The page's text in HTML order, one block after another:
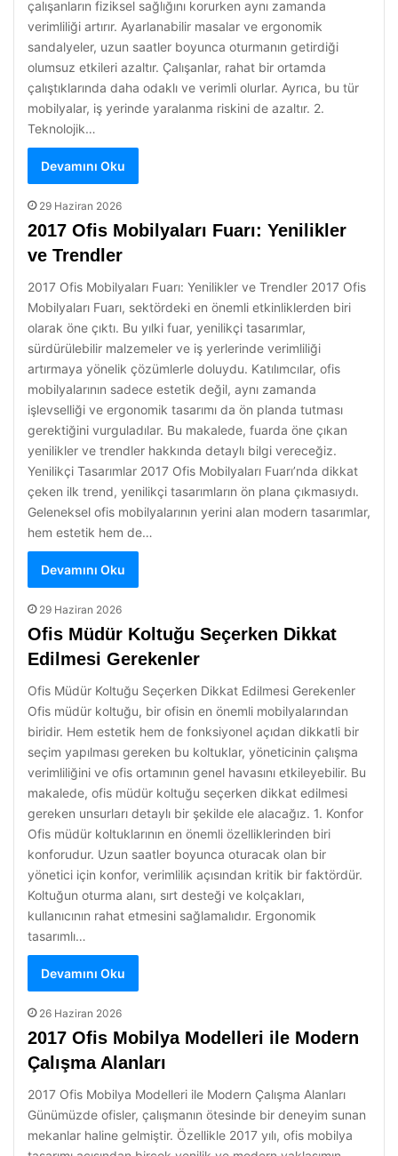
çalışanların fiziksel sağlığını korurken aynı zamanda
verimliliği artırır. Ayarlanabilir masalar ve ergonomik
sandalyeler, uzun saatler boyunca oturmanın getirdiği
olumsuz etkileri azaltır. Çalışanlar, rahat bir ortamda
çalıştıklarında daha odaklı ve verimli olurlar. Ayrıca, bu tür
mobilyalar, iş yerinde yaralanma riskini de azaltır. 2.
Teknolojik…
Devamını Oku
29 Haziran 2026
2017 Ofis Mobilyaları Fuarı: Yenilikler
ve Trendler
2017 Ofis Mobilyaları Fuarı: Yenilikler ve Trendler 2017 Ofis
Mobilyaları Fuarı, sektördeki en önemli etkinliklerden biri
olarak öne çıktı. Bu yılki fuar, yenilikçi tasarımlar,
sürdürülebilir malzemeler ve iş yerlerinde verimliliği
artırmaya yönelik çözümlerle doluydu. Katılımcılar, ofis
mobilyalarının sadece estetik değil, aynı zamanda
işlevselliği ve ergonomik tasarımı da ön planda tutması
gerektiğini vurguladılar. Bu makalede, fuarda öne çıkan
yenilikler ve trendler hakkında detaylı bilgi vereceğiz.
Yenilikçi Tasarımlar 2017 Ofis Mobilyaları Fuarı’nda dikkat
çeken ilk trend, yenilikçi tasarımların ön plana çıkmasıydı.
Geleneksel ofis mobilyalarının yerini alan modern tasarımlar,
hem estetik hem de…
Devamını Oku
29 Haziran 2026
Ofis Müdür Koltuğu Seçerken Dikkat
Edilmesi Gerekenler
Ofis Müdür Koltuğu Seçerken Dikkat Edilmesi Gerekenler
Ofis müdür koltuğu, bir ofisin en önemli mobilyalarından
biridir. Hem estetik hem de fonksiyonel açıdan dikkatli bir
seçim yapılması gereken bu koltuklar, yöneticinin çalışma
verimliliğini ve ofis ortamının genel havasını etkileyebilir. Bu
makalede, ofis müdür koltuğu seçerken dikkat edilmesi
gereken unsurları detaylı bir şekilde ele alacağız. 1. Konfor
Ofis müdür koltuklarının en önemli özelliklerinden biri
konforudur. Uzun saatler boyunca oturacak olan bir
yönetici için konfor, verimlilik açısından kritik bir faktördür.
Koltuğun oturma alanı, sırt desteği ve kolçakları,
kullanıcının rahat etmesini sağlamalıdır. Ergonomik
tasarımlı…
Devamını Oku
26 Haziran 2026
2017 Ofis Mobilya Modelleri ile Modern
Çalışma Alanları
2017 Ofis Mobilya Modelleri ile Modern Çalışma Alanları
Günümüzde ofisler, çalışmanın ötesinde bir deneyim sunan
mekanlar haline gelmiştir. Özellikle 2017 yılı, ofis mobilya